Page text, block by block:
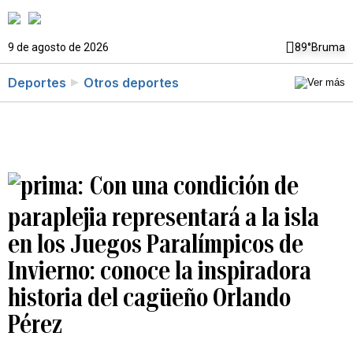
9 de agosto de 2026 89°Bruma
Deportes Otros deportes
Con una condición de
paraplejia representará a la isla
en los Juegos Paralímpicos de
Invierno: conoce la inspiradora
historia del cagüeño Orlando
Pérez